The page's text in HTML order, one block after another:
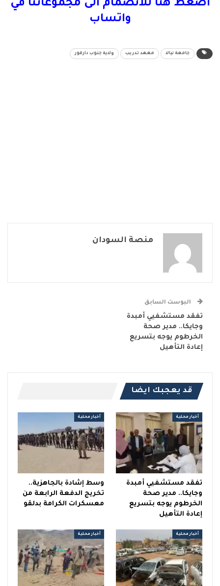
اضغط هنا للانضمام الى مجموعاتنا في
واتساب
جامعة نيالا معهد تدريب ولاية جنوب دارفور
منصة السودان
البوست السابق
تفقد مستشفيي أمبدة
وجايكا.. مدير صحة
الخرطوم يوجه بتسريع
إعادة التأهيل
قد يعجبك ايضا
أخبار محلية
تفقد مستشفيي أمبدة
وجايكا.. مدير صحة
الخرطوم يوجه بتسريع
إعادة التأهيل
أخبار محلية
وسط إشادة بالجاهزية..
تخريج الدفعة الرابعة من
معسكرات الكرامة بدلقو
أخبار محلية أخبار محلية